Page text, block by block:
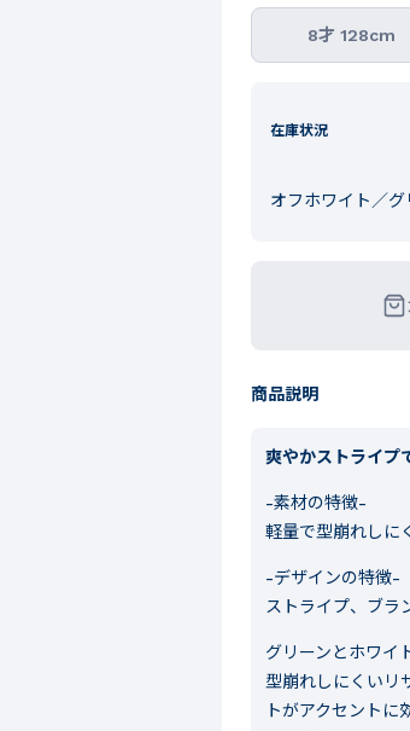
8才 128cm
在庫状況
オフホワイト／グ
商品説明
爽やかストライプ
-素材の特徴-
軽量で型崩れしに
-デザインの特徴-
ストライプ、ブラ
グリーンとホワイ
型崩れしにくいリ
トがアクセント